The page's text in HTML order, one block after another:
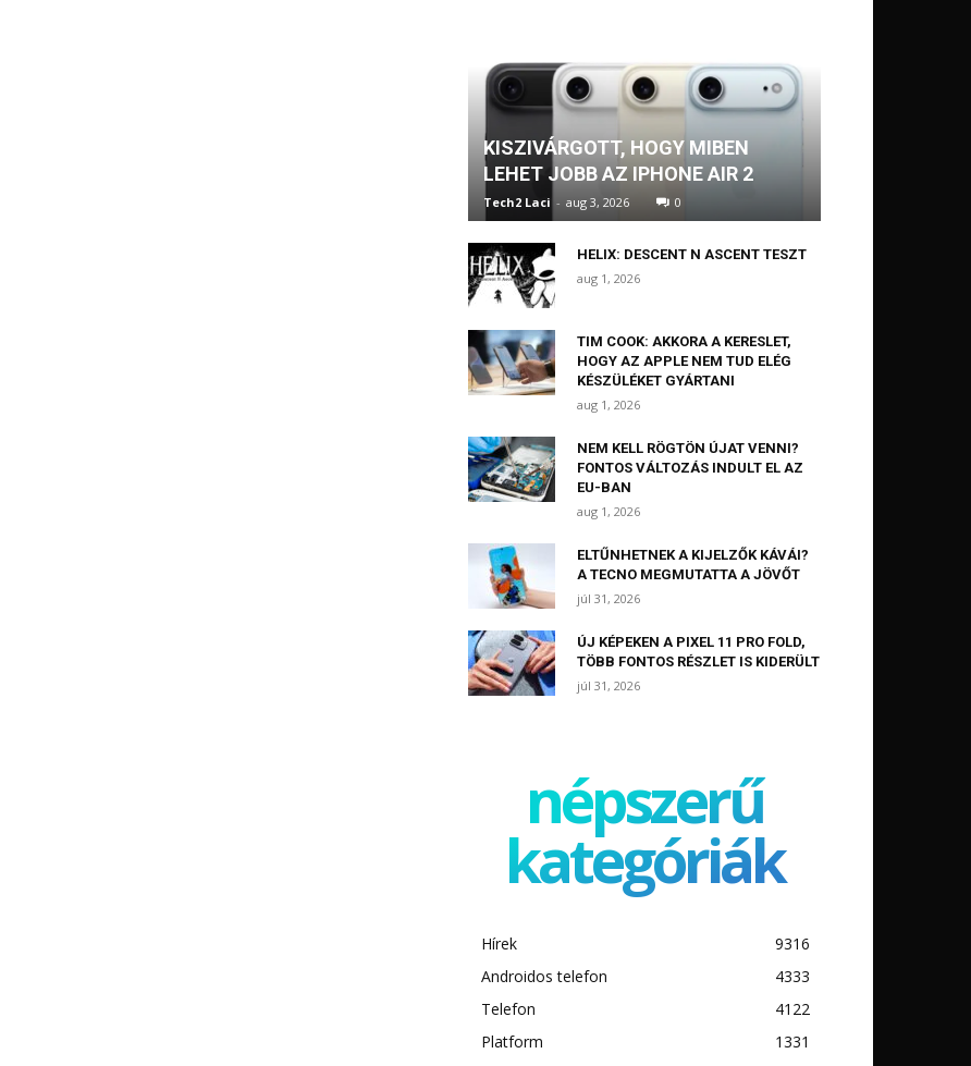
KISZIVÁRGOTT, HOGY MIBEN
LEHET JOBB AZ IPHONE AIR 2
Tech2 Laci - aug 3, 2026 0
HELIX: DESCENT N ASCENT TESZT
aug 1, 2026
TIM COOK: AKKORA A KERESLET,
HOGY AZ APPLE NEM TUD ELÉG
KÉSZÜLÉKET GYÁRTANI
aug 1, 2026
NEM KELL RÖGTÖN ÚJAT VENNI?
FONTOS VÁLTOZÁS INDULT EL AZ
EU-BAN
aug 1, 2026
ELTŰNHETNEK A KIJELZŐK KÁVÁI?
A TECNO MEGMUTATTA A JÖVŐT
júl 31, 2026
ÚJ KÉPEKEN A PIXEL 11 PRO FOLD,
TÖBB FONTOS RÉSZLET IS KIDERÜLT
júl 31, 2026
népszerű
kategóriák
Hírek
9316
Androidos telefon
4333
Telefon
4122
Platform
1331